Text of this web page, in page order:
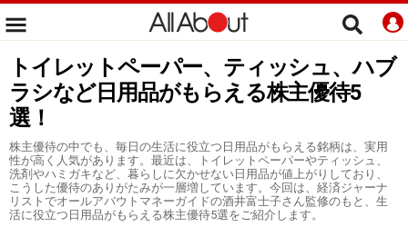
トイレットペーパー、ティッシュ、ハブ
ラシなど日用品がもらえる株主優待5
選！
株主優待の中でも、毎日の生活に役立つ日用品がもらえる銘柄は、実用
性が高く人気があります。最近は、トイレットペーパーやティッシュ、
洗剤やハミガキなど、暮らしに欠かせない日用品が値上がりしており、
こうした優待のありがたみが一層増しています。今回は、経済ジャーナ
リストでオールアバウトマネーガイドの酒井富士子さん監修のもと、生
活に役立つ日用品がもらえる株主優待5選をご紹介します。